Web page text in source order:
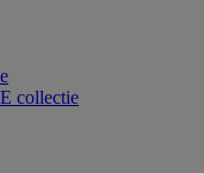
collectie